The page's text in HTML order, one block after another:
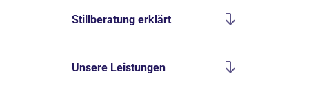
Stillberatung erklärt
Unsere Leistungen